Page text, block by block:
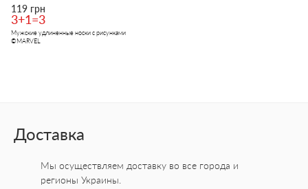
119 грн
3+1=3
Мужские удлиненные носки с рисунками
©MARVEL
Доставка
Мы осуществляем доставку во все города и
регионы Украины.